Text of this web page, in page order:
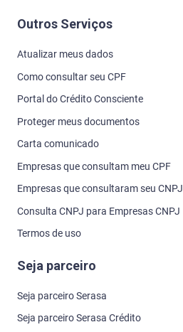
Outros Serviços
Atualizar meus dados
Como consultar seu CPF
Portal do Crédito Consciente
Proteger meus documentos
Carta comunicado
Empresas que consultam meu CPF
Empresas que consultaram seu CNPJ
Consulta CNPJ para Empresas CNPJ
Termos de uso
Seja parceiro
Seja parceiro Serasa
Seja parceiro Serasa Crédito